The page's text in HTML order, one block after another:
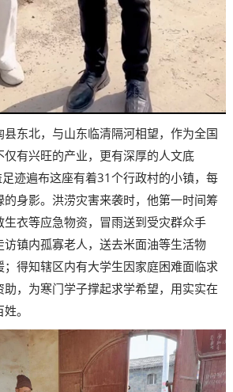
东北，与山东临清隔河相望，作为全国
有兴旺的产业，更有深厚的人文底
迹遍布这座有着31个行政村的小镇，每
的身影。洪涝灾害来袭时，他第一时间筹
衣等应急物资，冒雨送到受灾群众手
镇内孤寡老人，送去米面油等生活物
得知辖区内有大学生因家庭困难面临求
，为寒门学子撑起求学希望，用实实在
。